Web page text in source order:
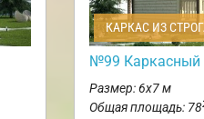
КАРКАС ИЗ
№99 Каркасный
Размер: 6х7 м
Общая площадь: 78